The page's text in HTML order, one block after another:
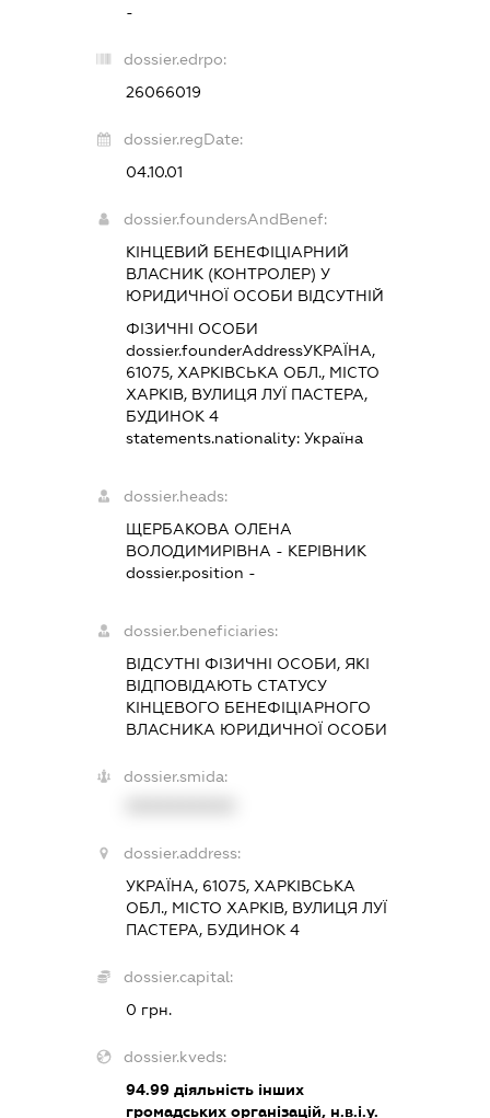
-
dossier.edrpo:
26066019
dossier.regDate:
04.10.01
dossier.foundersAndBenef:
КІНЦЕВИЙ БЕНЕФІЦІАРНИЙ
ВЛАСНИК (КОНТРОЛЕР) У
ЮРИДИЧНОЇ ОСОБИ ВІДСУТНІЙ
ФІЗИЧНІ ОСОБИ
dossier.founderAddressУКРАЇНА,
61075, ХАРКІВСЬКА ОБЛ., МІСТО
ХАРКІВ, ВУЛИЦЯ ЛУЇ ПАСТЕРА,
БУДИНОК 4
statements.nationality: Україна
dossier.heads:
ЩЕРБАКОВА ОЛЕНА
ВОЛОДИМИРІВНА - КЕРІВНИК
dossier.position -
dossier.beneficiaries:
ВІДСУТНІ ФІЗИЧНІ ОСОБИ, ЯКІ
ВІДПОВІДАЮТЬ СТАТУСУ
КІНЦЕВОГО БЕНЕФІЦІАРНОГО
ВЛАСНИКА ЮРИДИЧНОЇ ОСОБИ
dossier.smida:
dossier.address:
УКРАЇНА, 61075, ХАРКІВСЬКА
ОБЛ., МІСТО ХАРКІВ, ВУЛИЦЯ ЛУЇ
ПАСТЕРА, БУДИНОК 4
dossier.capital:
0 грн.
dossier.kveds:
94.99діяльність інших
громадських організацій, н.в.і.у.